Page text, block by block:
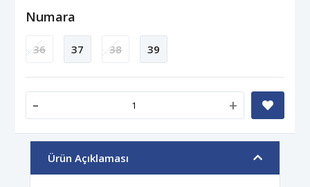
Numara
36 37 38 39
- +
Ürün Açıklaması